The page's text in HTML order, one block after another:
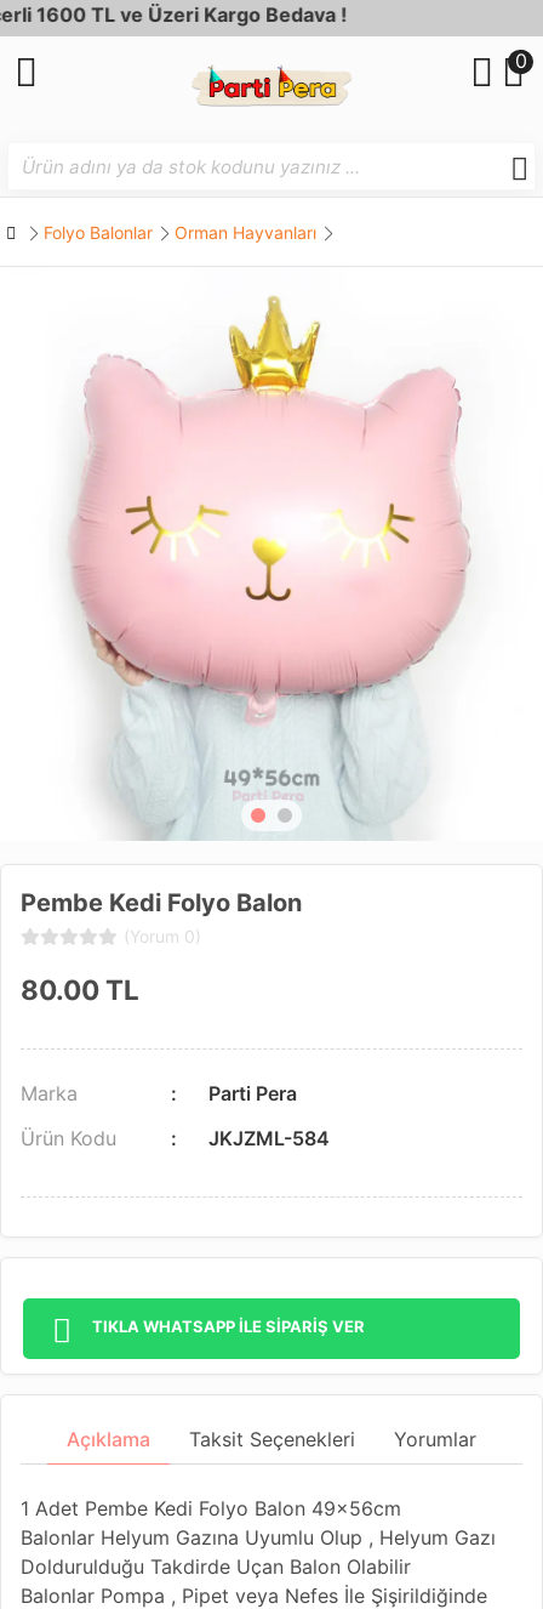
TL ve Üzeri Kargo Bedava !
0
Folyo Balonlar Orman Hayvanları
Pembe Kedi Folyo Balon
(Yorum 0)
80.00TL
Marka
Parti Pera
Ürün Kodu
JKJZML-584
TIKLA WHATSAPP İLE SİPARİŞ VER
Açıklama Taksit Seçenekleri Yorumlar
1 Adet Pembe Kedi Folyo Balon 49x56cm
Balonlar Helyum Gazına Uyumlu Olup , Helyum Gazı
Doldurulduğu Takdirde Uçan Balon Olabilir
Balonlar Pompa , Pipet veya Nefes İle Şişirildiğinde